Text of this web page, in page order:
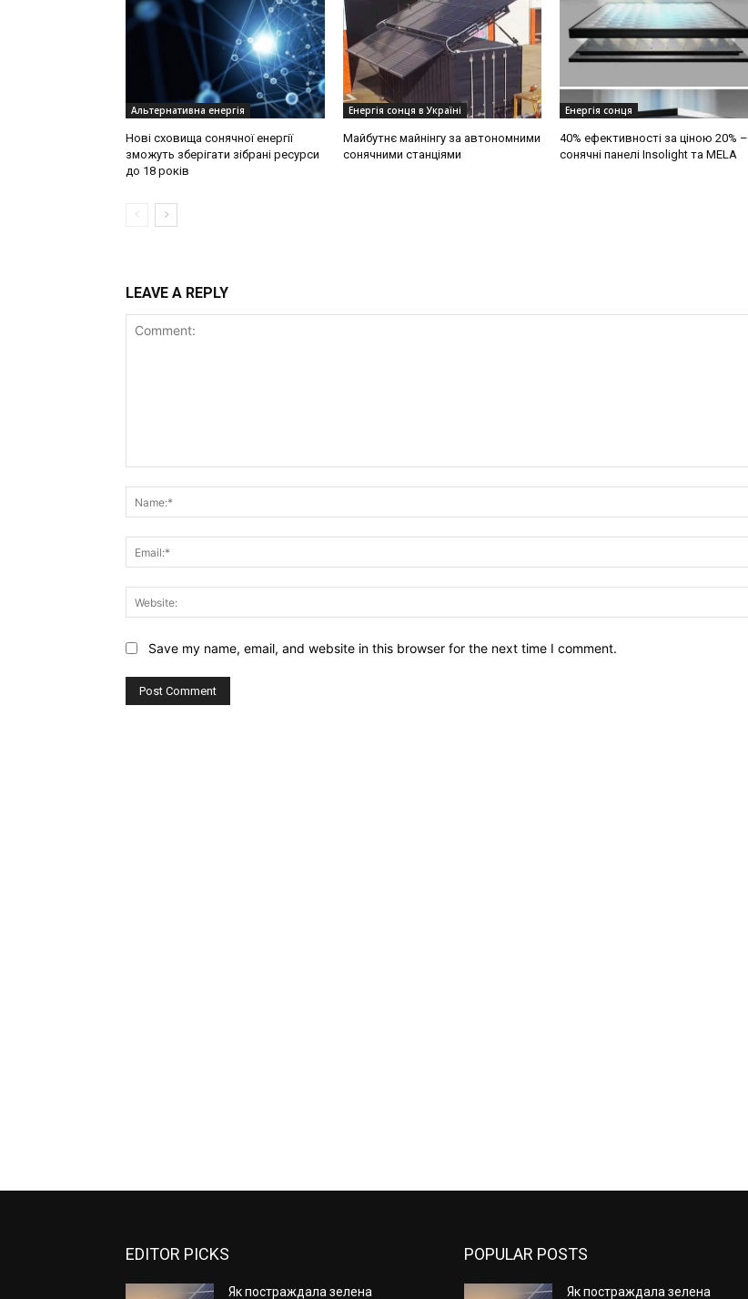
Альтернативна енергія
Нові сховища сонячної енергії
зможуть зберігати зібрані ресурси
до 18 років
Енергія сонця в Україні
Майбутнє майнінгу за автономними
сонячними станціями
Енергія сонця
40% ефективності за ціною 20% –
сонячні панелі Insolight та MELA
LEAVE A REPLY
Save my name, email, and website in this browser for the next time I comment.
EDITOR PICKS
Як постраждала зелена
POPULAR POSTS
Як постраждала зелена